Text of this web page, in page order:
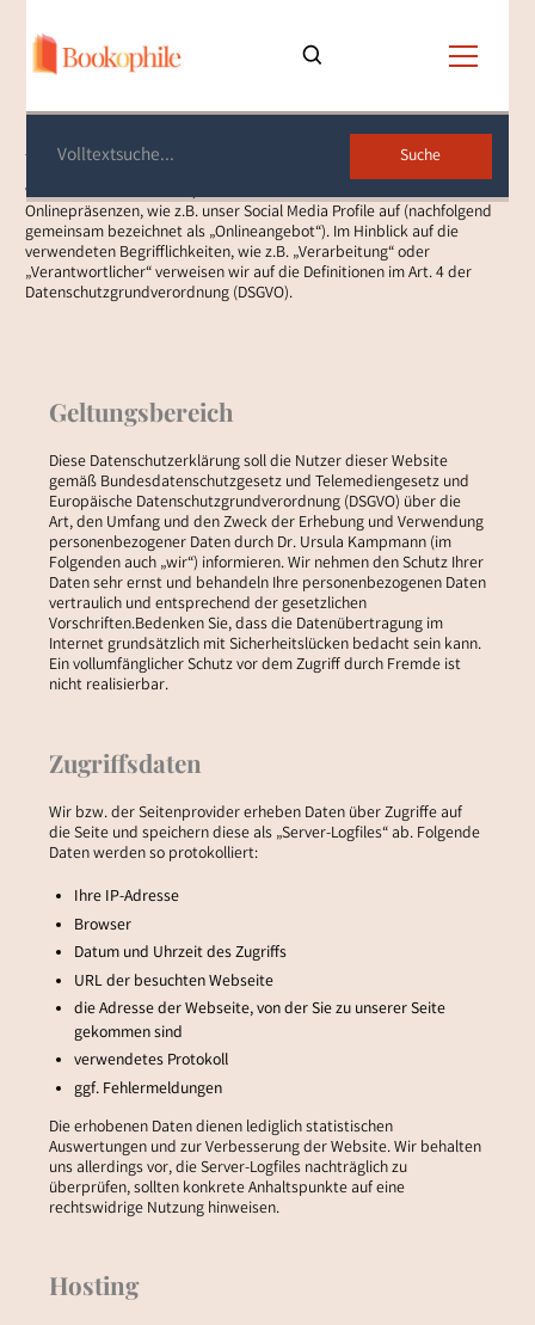
Datenschutzerklärung
Diese Datenschutzerklärung klärt Sie über die Art, den Umfang und
Zweck der Verarbeitung von personenbezogenen Daten (nachfolgend
verbundenen Webseiten, Funktionen und Inhalte sowie externen
Onlinepräsenzen, wie z.B. unser Social Media Profile auf (nachfolgend
gemeinsam bezeichnet als „Onlineangebot“). Im Hinblick auf die
verwendeten Begrifflichkeiten, wie z.B. „Verarbeitung“ oder
„Verantwortlicher“ verweisen wir auf die Definitionen im Art. 4 der
Datenschutzgrundverordnung (DSGVO).
Geltungsbereich
Diese Datenschutzerklärung soll die Nutzer dieser Website
gemäß Bundesdatenschutzgesetz und Telemediengesetz und
Europäische Datenschutzgrundverordnung (DSGVO) über die
Art, den Umfang und den Zweck der Erhebung und Verwendung
personenbezogener Daten durch Dr. Ursula Kampmann (im
Folgenden auch „wir“) informieren. Wir nehmen den Schutz Ihrer
Daten sehr ernst und behandeln Ihre personenbezogenen Daten
vertraulich und entsprechend der gesetzlichen
Vorschriften.Bedenken Sie, dass die Datenübertragung im
Internet grundsätzlich mit Sicherheitslücken bedacht sein kann.
Ein vollumfänglicher Schutz vor dem Zugriff durch Fremde ist
nicht realisierbar.
Zugriffsdaten
Wir bzw. der Seitenprovider erheben Daten über Zugriffe auf
die Seite und speichern diese als „Server-Logfiles“ ab. Folgende
Daten werden so protokolliert:
Ihre IP-Adresse
Browser
Datum und Uhrzeit des Zugriffs
URL der besuchten Webseite
die Adresse der Webseite, von der Sie zu unserer Seite
gekommen sind
verwendetes Protokoll
ggf. Fehlermeldungen
Die erhobenen Daten dienen lediglich statistischen
Auswertungen und zur Verbesserung der Website. Wir behalten
uns allerdings vor, die Server-Logfiles nachträglich zu
überprüfen, sollten konkrete Anhaltspunkte auf eine
rechtswidrige Nutzung hinweisen.
Hosting